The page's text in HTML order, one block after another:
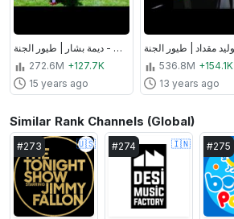
فتحي يا وردة - ديمة بشار | طيور الجنة
272.6M +127.7K
15 years ago
536.8M +154.1K
13 years ago
Similar Rank Channels (Global)
#273 🇺🇸 #274 🇮🇳 #275